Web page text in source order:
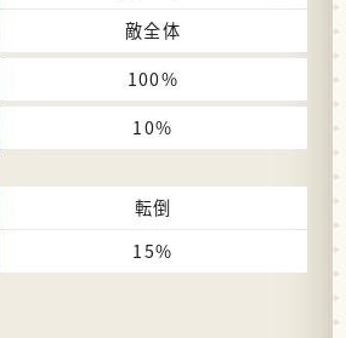
敵全体
100%
10%
転倒
15%